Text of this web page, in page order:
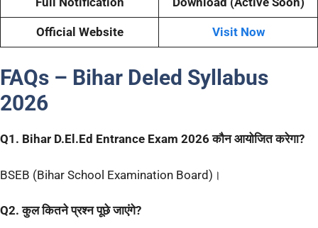
Official Website Visit Now
FAQs – Bihar Deled Syllabus
2026
Q1. Bihar D.El.Ed Entrance Exam 2026 कौन आयोजित करेगा?
BSEB (Bihar School Examination Board)।
Q2. कुल कितने प्रश्न पूछे जाएंगे?